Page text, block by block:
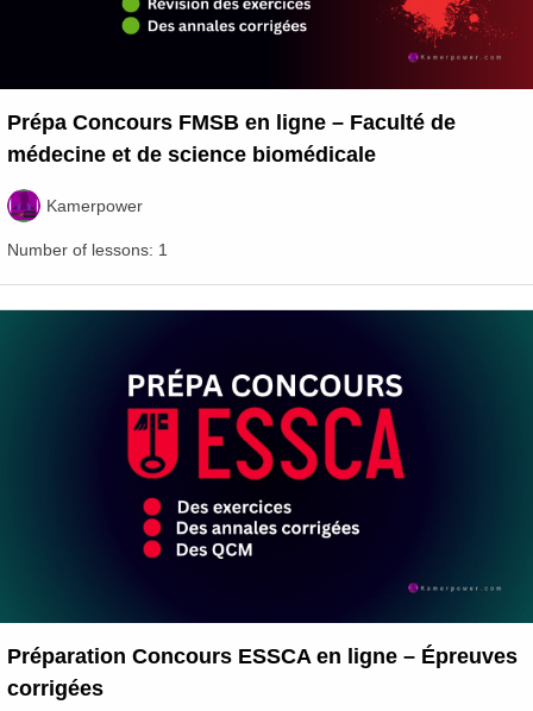
Prépa Concours FMSB en ligne – Faculté de
médecine et de science biomédicale
Kamerpower
Number of lessons: 1
Préparation Concours ESSCA en ligne – Épreuves
corrigées